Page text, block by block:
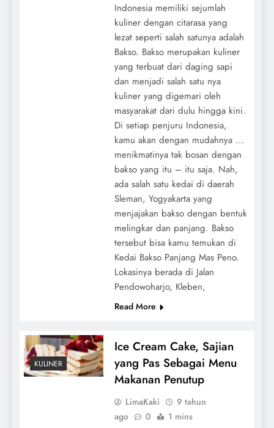
Indonesia memiliki sejumlah
kuliner dengan citarasa yang
lezat seperti salah satunya adalah
Bakso. Bakso merupakan kuliner
yang terbuat dari daging sapi
dan menjadi salah satu nya
kuliner yang digemari oleh
masyarakat dari dulu hingga kini.
Di setiap penjuru Indonesia,
kamu akan dengan mudahnya ...
menikmatinya tak bosan dengan
bakso yang itu – itu saja. Nah,
ada salah satu kedai di daerah
Sleman, Yogyakarta yang
menjajakan bakso dengan bentuk
melingkar dan panjang. Bakso
tersebut bisa kamu temukan di
Kedai Bakso Panjang Mas Peno.
Lokasinya berada di Jalan
Pendowoharjo, Kleben,
Read More
KULINER
Ice Cream Cake, Sajian
yang Pas Sebagai Menu
Makanan Penutup
LimaKaki
9 tahun
ago
0 1 mins